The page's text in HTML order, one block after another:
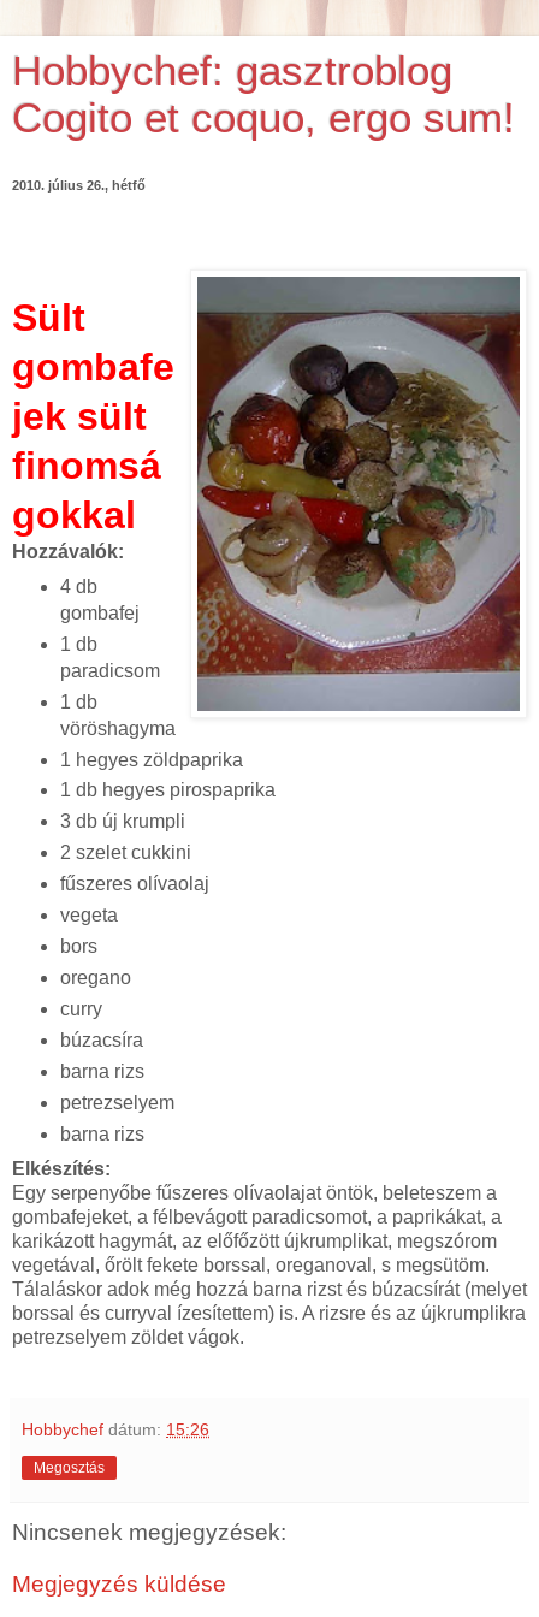
Hobbychef: gasztroblog
Cogito et coquo, ergo sum!
2010. július 26., hétfő
Sült
gombafe
jek sült
finomsá
gokkal
Hozzávalók:
4 db
gombafej
1 db
paradicsom
1 db
vöröshagyma
1 hegyes zöldpaprika
1 db hegyes pirospaprika
3 db új krumpli
2 szelet cukkini
fűszeres olívaolaj
vegeta
bors
oregano
curry
búzacsíra
barna rizs
petrezselyem
barna rizs
Elkészítés:
Egy serpenyőbe fűszeres olívaolajat öntök, beleteszem a
gombafejeket, a félbevágott paradicsomot, a paprikákat, a
karikázott hagymát, az előfőzött újkrumplikat, megszórom
vegetával, őrölt fekete borssal, oreganoval, s megsütöm.
Tálaláskor adok még hozzá barna rizst és búzacsírát (melyet
borssal és curryval ízesítettem) is. A rizsre és az újkrumplikra
petrezselyem zöldet vágok.
Hobbychef dátum: 15:26
Megosztás
Nincsenek megjegyzések:
Megjegyzés küldése